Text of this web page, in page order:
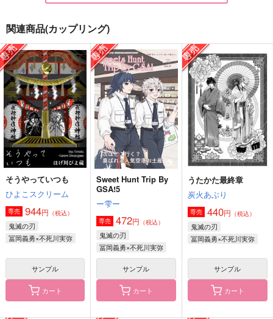
ひだまり（おまけ付
き）
化学反応式。
1,100円（税込）
ロイド×ヨル
サンプル
作品詳細
君に彼岸花を 白
jam
2,357円（税込）
不死川実弥×冨岡義勇
サンプル
作品詳細
君に彼岸花を
jam
1,887円（税込）
不死川実弥×冨岡義勇
サンプル
作品詳細
関連商品(カップリング)
そうやっていつも
ひよこスクリーム
専売 944円 （税込）
鬼滅の刃
冨岡義勇×不死川実弥
サンプル
カート
Sweet Hunt Trip By
GSA!5
ー雫ー
専売 472円 （税込）
鬼滅の刃
冨岡義勇×不死川実弥
サンプル
カート
うたかた最終章
炭火あぶり
専売 440円 （税込）
鬼滅の刃
冨岡義勇×不死川実弥
サンプル
カート